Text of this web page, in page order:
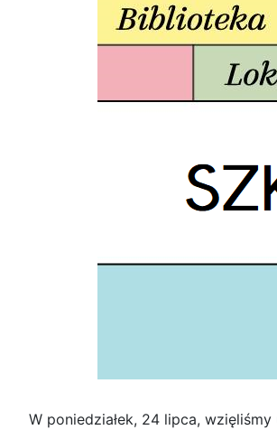
W poniedziałek, 24 lipca,